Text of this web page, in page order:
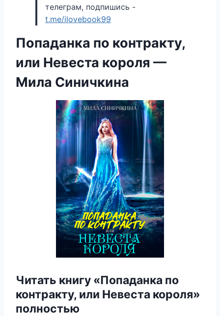
телеграм, подпишись -
t.me/ilovebook99
Попаданка по контракту,
или Невеста короля —
Мила Синичкина
Читать книгу «Попаданка по
контракту, или Невеста короля»
полностью